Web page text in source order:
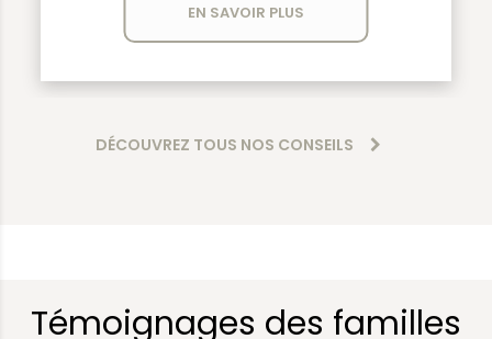
EN SAVOIR PLUS
DÉCOUVREZ TOUS NOS CONSEILS
Témoignages des familles